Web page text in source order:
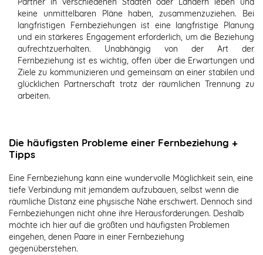
keine unmittelbaren Pläne haben, zusammenzuziehen. Bei
langfristigen Fernbeziehungen ist eine langfristige Planung
und ein stärkeres Engagement erforderlich, um die Beziehung
aufrechtzuerhalten. Unabhängig von der Art der
Fernbeziehung ist es wichtig, offen über die Erwartungen und
Ziele zu kommunizieren und gemeinsam an einer stabilen und
glücklichen Partnerschaft trotz der räumlichen Trennung zu
arbeiten.
Die häufigsten Probleme einer Fernbeziehung +
Tipps
Eine Fernbeziehung kann eine wundervolle Möglichkeit sein, eine
tiefe Verbindung mit jemandem aufzubauen, selbst wenn die
räumliche Distanz eine physische Nähe erschwert. Dennoch sind
Fernbeziehungen nicht ohne ihre Herausforderungen. Deshalb
möchte ich hier auf die größten und häufigsten Problemen
eingehen, denen Paare in einer Fernbeziehung
gegenüberstehen.